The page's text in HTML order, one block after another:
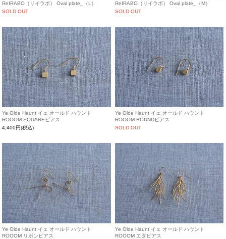
ReIRABO（リイラボ） Oval plate_（L）
SOLD OUT
ReIRABO（リイラボ） Oval plate_（M）
SOLD OUT
Ye Olde Haunt イェ オールド ハウント
ROOOM SQUAREピアス
4,400円(税込)
Ye Olde Haunt イェ オールド ハウント
ROOOM ROUNDピアス
SOLD OUT
Ye Olde Haunt イェ オールド ハウント
ROOOM リボンピアス
Ye Olde Haunt イェ オールド ハウント
ROOOM エダピアス